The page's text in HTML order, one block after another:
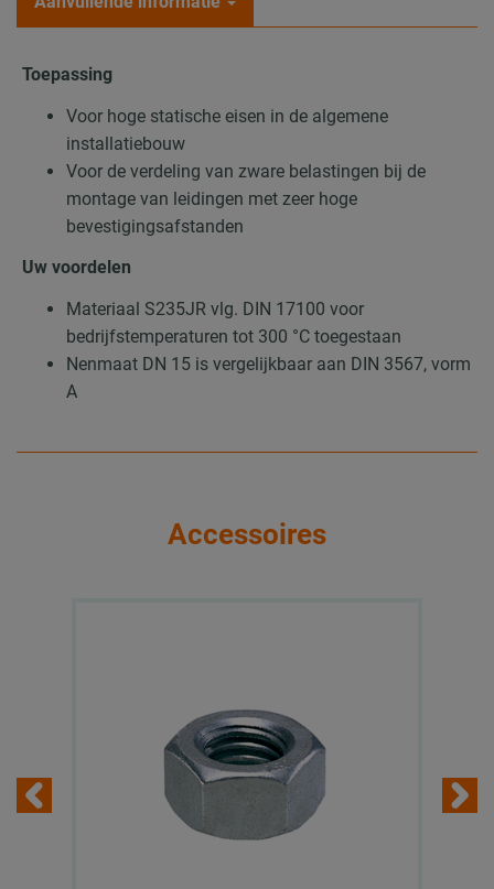
Toepassing
Voor hoge statische eisen in de algemene
installatiebouw
Voor de verdeling van zware belastingen bij de
montage van leidingen met zeer hoge
bevestigingsafstanden
Uw voordelen
Materiaal S235JR vlg. DIN 17100 voor
bedrijfstemperaturen tot 300 °C toegestaan
Nenmaat DN 15 is vergelijkbaar aan DIN 3567, vorm
A
Accessoires